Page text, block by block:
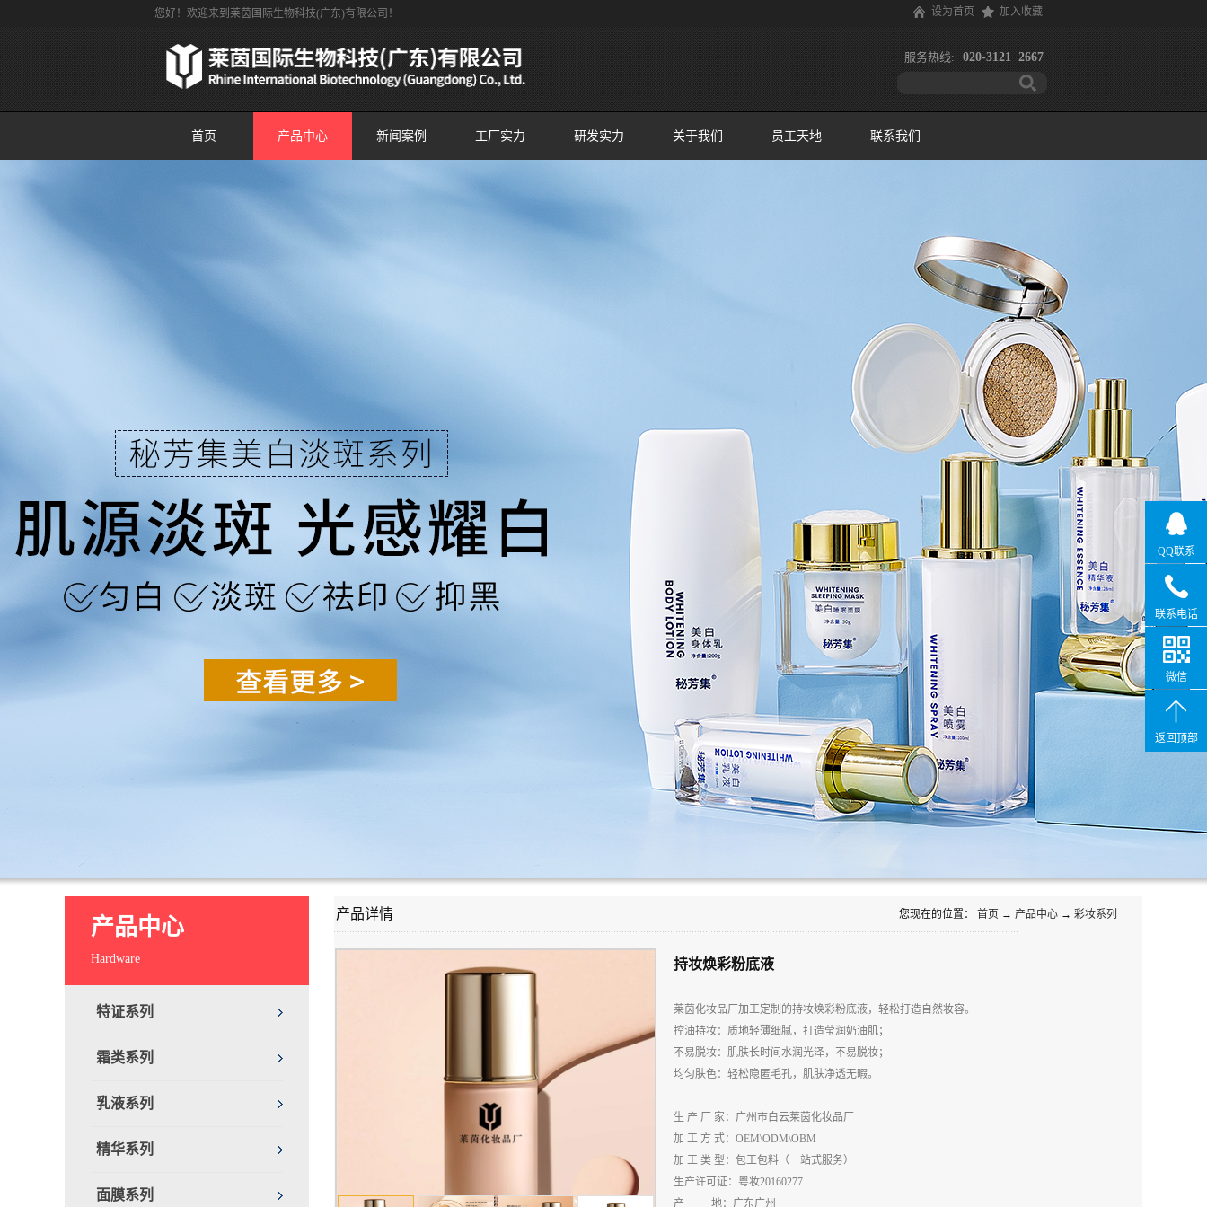
您好！欢迎来到莱茵国际生物科技(广东)有限公司！ 设为首页 加入收藏
服务热线: 020-3121 2667
首页 产品中心 新闻案例 工厂实力 研发实力 关于我们 员工天地 联系我们
产品中心
Hardware
特证系列
霜类系列
乳液系列
精华系列
面膜系列
产品详情 您现在的位置： 首页 → 产品中心 → 彩妆系列
持妆焕彩粉底液
莱茵化妆品厂加工定制的持妆焕彩粉底液，轻松打造自然妆容。
控油持妆：质地轻薄细腻，打造莹润奶油肌；
不易脱妆：肌肤长时间水润光泽，不易脱妆；
均匀肤色：轻松隐匿毛孔，肌肤净透无暇。
生 产 厂
家：广州市白云莱茵化妆品厂
加 工 方 式： OEM\ODM\OBM
加 工 类 型：包工包料（一站式服务）
生产许可 证：粤妆20160277
产
地：广东广州
QQ联系
联系电话
微信
返回顶部